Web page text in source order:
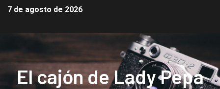
7 de agosto de 2026
El cajón de Lady Pepa